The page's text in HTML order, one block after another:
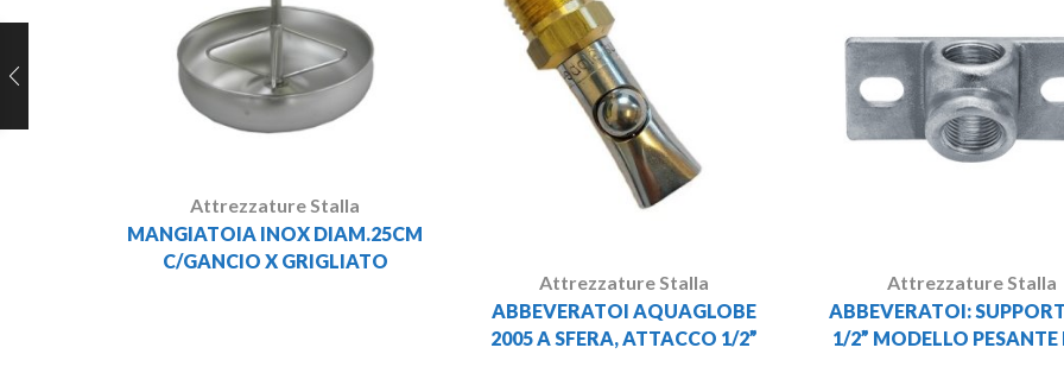
Attrezzature Stalla
MANGIATOIA INOX DIAM.25CM
C/GANCIO X GRIGLIATO
Attrezzature Stalla
ABBEVERATOI AQUAGLOBE
2005 A SFERA, ATTACCO 1/2”
Attrezzature Stalla
ABBEVERATOI:
1/2” MODELLO